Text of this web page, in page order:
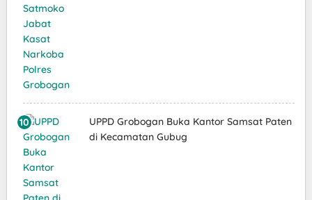
UPPD Grobogan Buka Kantor Samsat Paten
di Kecamatan Gubug